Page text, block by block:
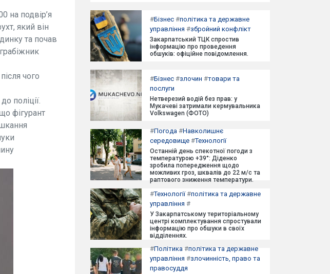
на подвір’я
який він
та почав
чого
поліції.
фігурант
#Бізнес #політика та державне
управління #збройний конфлікт
Закарпатський ТЦК спростив
інформацію про проведення
обшуків: офіційне повідомлення.
#Бізнес #злочин #товари та
послуги
Нетверезий водій без прав: у
Мукачеві затримали кермувальника
Volkswagen (ФОТО)
#Погода #Навколишнє
середовище #Технології
Останній день спекотної погоди з
температурою +39°: Діденко
зробила попередження щодо
можливих гроз, шквалів до 22 м/с та
раптового зниження температури.
#Технології#політика та державне
управління #
У Закарпатському територіальному
центрі комплектування спростували
інформацію про обшуки в своїх
відділеннях.
#Політика #політика та державне
управління #злочинність, право та
правосуддя